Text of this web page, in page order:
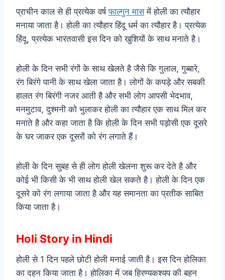
प्राचीन काल से ही प्रत्येक वर्षफाल्गुन मासमें होली का त्यौहार
मनाया जाता है। होली का त्यौहार हिंदू धर्म का त्यौहार है। प्रत्येक
हिंदू, प्रत्येक भारतवासी इस दिन को खुशियों के साथ मनाते है।
होली के दिन सभी रंगों के साथ खेलते है जैसे कि गुलाल, गुब्बारे,
रंग बिरंगे पानी के साथ खेला जाता है। लोगों के कपड़े और सबकी
हालत रंग बिरंगी नजर आती है और सभी लोग आपसी भेदभाव,
मनमुटाव, दुश्मनी को भुलाकर होली का त्यौहार एक साथ मिल कर
मनाते है और कहा जाता है कि होली के दिन सभी पड़ोसी एक दूसरे
के घर जाकर एक दूसरों को रंग लगाते हैं।
होली के दिन सुबह से ही लोग होली खेलना शुरू कर देते है और
कोई भी किसी के भी साथ होली खेल सकते है। होली के दिन एक
दूसरे को रंग लगाया जाता है और यह समानता का प्रतीक साबित
किया जाता है।
Holi Story in Hindi
होली से 1 दिन पहले छोटी होली मनाई जाती है। इस दिन होलिका
का दहन किया जाता है। होलिका में जब हिरण्यकश्यप की बहन